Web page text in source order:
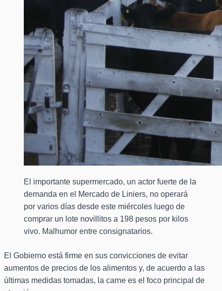
El importante supermercado, un actor fuerte de la
demanda en el Mercado de Liniers, no operará
por varios días desde este miércoles luego de
comprar un lote novillitos a 198 pesos por kilos
vivo. Malhumor entre consignatarios.
El Gobierno está firme en sus convicciones de evitar
aumentos de precios de los alimentos y, de acuerdo a las
últimas medidas tomadas, la carne es el foco principal de